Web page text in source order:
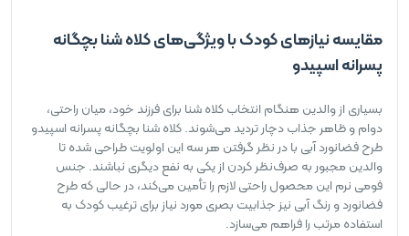
مقایسه نیازهای کودک با ویژگی‌های کلاه شنا بچگانه
پسرانه اسپیدو
بسیاری از والدین هنگام انتخاب کلاه شنا برای فرزند خود، میان راحتی،
دوام و ظاهر جذاب دچار تردید می‌شوند. کلاه شنا بچگانه پسرانه اسپیدو
طرح فضانورد آبی با در نظر گرفتن هر سه این اولویت طراحی شده تا
والدین مجبور به صرف‌نظر کردن از یکی به نفع دیگری نباشند. جنس
فومی نرم این محصول راحتی لازم را تأمین می‌کند، در حالی که طرح
فضانورد و رنگ آبی نیز جذابیت بصری مورد نیاز برای ترغیب کودک به
استفاده مرتب را فراهم می‌سازد.